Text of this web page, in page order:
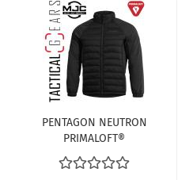
PENTAGON NEUTRON
PRIMALOFT®
HYBRIDJACKE K08053-
01 SCHWARZ